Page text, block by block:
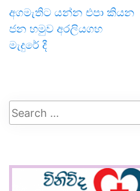
අගමැතිට යන්න එපා කියන
ජන හමුව අරලියගහ
මැදුරේ දී